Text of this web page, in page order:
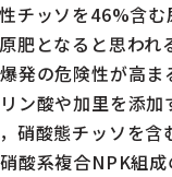
チッソを46%含む
肥となると思われ
発の危険性が高ま
ン酸や加里を添加
硝酸態チッソを含
酸系複合NPK組